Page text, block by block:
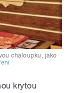
chaloupku, jako
krytou